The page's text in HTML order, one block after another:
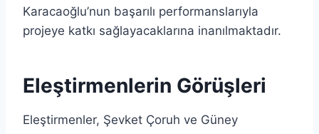
Karacaoğlu’nun başarılı performanslarıyla
projeye katkı sağlayacaklarına inanılmaktadır.
Eleştirmenlerin Görüşleri
Eleştirmenler, Şevket Çoruh ve Güney